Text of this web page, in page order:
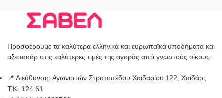
Προσφέρουμε τα καλύτερα ελληνικά και ευρωπαϊκά υποδήματα και
αξεσουάρ στις καλύτερες τιμές της αγοράς από γνωστούς οίκους.
📍 Διεύθυνση: Αγωνιστών Στρατοπέδου Χαϊδαρίου 122, Χαϊδάρι,
Τ.Κ. 124 61